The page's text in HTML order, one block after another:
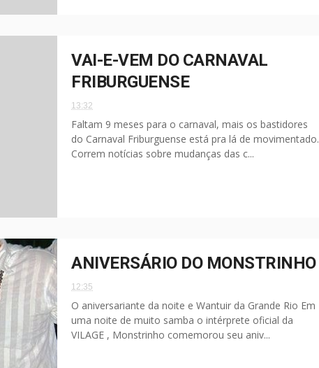
VAI-E-VEM DO CARNAVAL
FRIBURGUENSE
13:32
Faltam 9 meses para o carnaval, mais os bastidores
do Carnaval Friburguense está pra lá de movimentado.
Correm notícias sobre mudanças das c...
ANIVERSÁRIO DO MONSTRINHO
12:35
O aniversariante da noite e Wantuir da Grande Rio Em
uma noite de muito samba o intérprete oficial da
VILAGE , Monstrinho comemorou seu aniv...